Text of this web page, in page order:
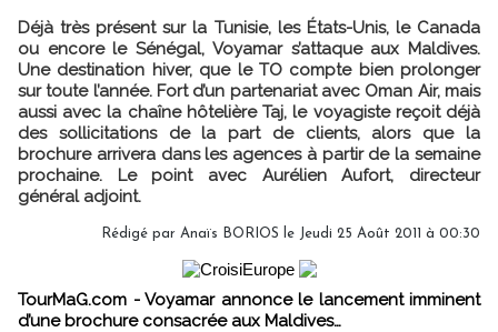
Déjà très présent sur la Tunisie, les États-Unis, le Canada
ou encore le Sénégal, Voyamar s’attaque aux Maldives.
Une destination hiver, que le TO compte bien prolonger
sur toute l’année. Fort d’un partenariat avec Oman Air, mais
aussi avec la chaîne hôtelière Taj, le voyagiste reçoit déjà
des sollicitations de la part de clients, alors que la
brochure arrivera dans les agences à partir de la semaine
prochaine. Le point avec Aurélien Aufort, directeur
général adjoint.
Rédigé par Anaïs BORIOS le Jeudi 25 Août 2011 à 00:30
TourMaG.com - Voyamar annonce le lancement imminent
d’une brochure consacrée aux Maldives…